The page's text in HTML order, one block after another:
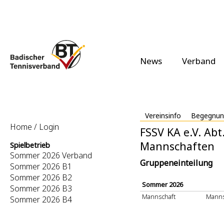
News Verband
Vereinsinfo
Home / Login
Spielbetrieb
Sommer 2026 Verband
Sommer 2026 B1
Sommer 2026 B2
Sommer 2026 B3
Sommer 2026 B4
FSSV KA e.V.
Mannschaften
Gruppeneinteilung
Sommer 2026
Mannschaft